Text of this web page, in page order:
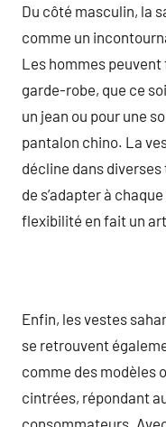
Du côté masculin, la
comme un
Les hommes
garde-robe, que ce
un jean ou pour une
pantalon chino. La
décline dans
de s’adapter à
flexibilité en fait un
Enfin, les vestes
se retrouvent
comme des modèles
cintrées, répondant
consommateurs.